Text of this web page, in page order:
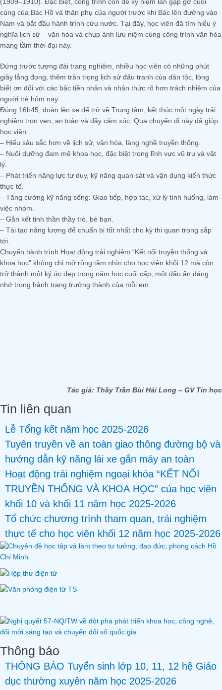
(1909–1910). Đặc biệt, công trình còn để kỷ niệm lần gặp gỡ cuối
cùng của Bác Hồ và thân phụ của người trước khi Bác lên đường vào
Nam và bắt đầu hành trình cứu nước. Tại đây, học viên đã tìm hiểu ý
nghĩa lịch sử – văn hóa và chụp ảnh lưu niệm cùng công trình văn hóa
mang tầm thời đại này.
Đứng trước tượng đài trang nghiêm, nhiều học viên có những phút
giây lắng đọng, thêm trân trọng lịch sử đấu tranh của dân tộc, lòng
biết ơn đối với các bậc tiền nhân và nhận thức rõ hơn trách nhiệm của
người trẻ hôm nay.
Đúng 16h45, đoàn lên xe để trở về Trung tâm, kết thúc một ngày trải
nghiệm trọn vẹn, an toàn và đầy cảm xúc. Qua chuyến đi này đã giúp
học viên:
– Hiểu sâu sắc hơn về lịch sử, văn hóa, làng nghề truyền thống.
– Nuôi dưỡng đam mê khoa học, đặc biệt trong lĩnh vực vũ trụ và vật
lý.
– Phát triển năng lực tư duy, kỹ năng quan sát và vận dụng kiến thức
thực tế.
– Tăng cường kỹ năng sống: Giao tiếp, hợp tác, xử lý tình huống, làm
việc nhóm.
– Gắn kết tinh thần thầy trò, bè bạn.
– Tái tạo năng lượng để chuẩn bị tốt nhất cho kỳ thi quan trọng sắp
tới.
Chuyến hành trình Hoạt động trải nghiệm “Kết nối truyền thống và
khoa học” không chỉ mở rộng tầm nhìn cho học viên khối 12 mà còn
trở thành một ký ức đẹp trong năm học cuối cấp, một dấu ấn đáng
nhớ trong hành trang trưởng thành của mỗi em.
Tác giả: Thầy Trần Bùi Hải Long – GV Tin học
Tin liên quan
Lễ Tổng kết năm học 2025-2026
Tuyên truyền về an toàn giao thông đường bộ và
hướng dẫn kỹ năng lái xe gắn máy an toàn
Hoạt động trải nghiệm ngoại khóa “KẾT NỐI
TRUYỀN THỐNG VÀ KHOA HỌC” của học viên
khối 10 và khối 11 năm học 2025-2026
Tổ chức chương trình tham quan, trải nghiệm
thực tế cho học viên khối 12 năm học 2025-2026
Thông báo
THÔNG BÁO Tuyển sinh lớp 10, 11, 12 hệ Giáo
dục thường xuyên năm học 2025-2026